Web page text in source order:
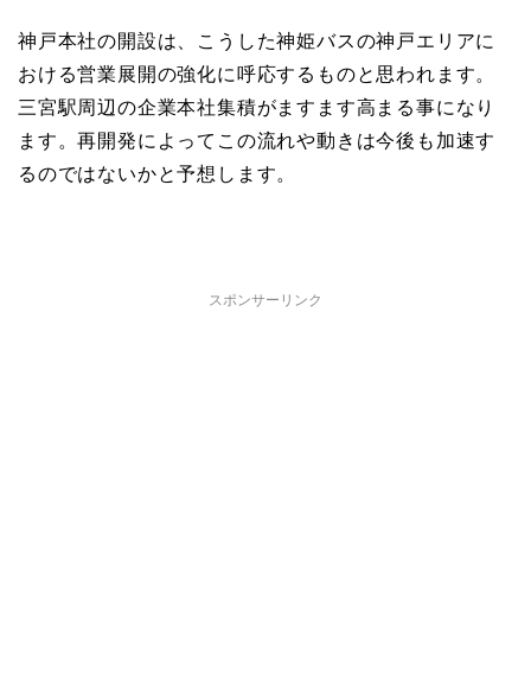
神戸本社の開設は、こうした神姫バスの神戸エリアに
おける営業展開の強化に呼応するものと思われます。
三宮駅周辺の企業本社集積がますます高まる事になり
ます。再開発によってこの流れや動きは今後も加速す
るのではないかと予想します。
スポンサーリンク